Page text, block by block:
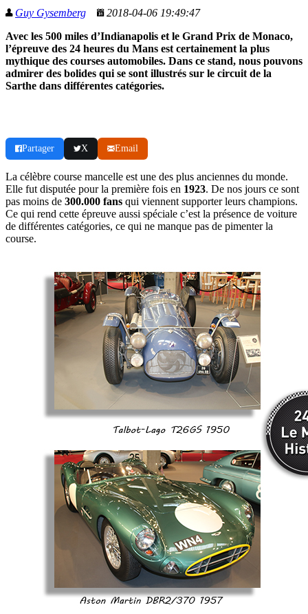
Guy Gysemberg
2018-04-06 19:49:47
Avec les 500 miles d’Indianapolis et le Grand Prix de Monaco,
l’épreuve des 24 heures du Mans est certainement la plus
mythique des courses automobiles. Dans ce stand, nous pouvons
admirer des bolides qui se sont illustrés sur le circuit de la
Sarthe dans différentes catégories.
Partager X Email
La célèbre course mancelle est une des plus anciennes du monde.
Elle fut disputée pour la première fois en 1923. De nos jours ce sont
pas moins de 300.000 fans qui viennent supporter leurs champions.
Ce qui rend cette épreuve aussi spéciale c’est la présence de voiture
de différentes catégories, ce qui ne manque pas de pimenter la
course.